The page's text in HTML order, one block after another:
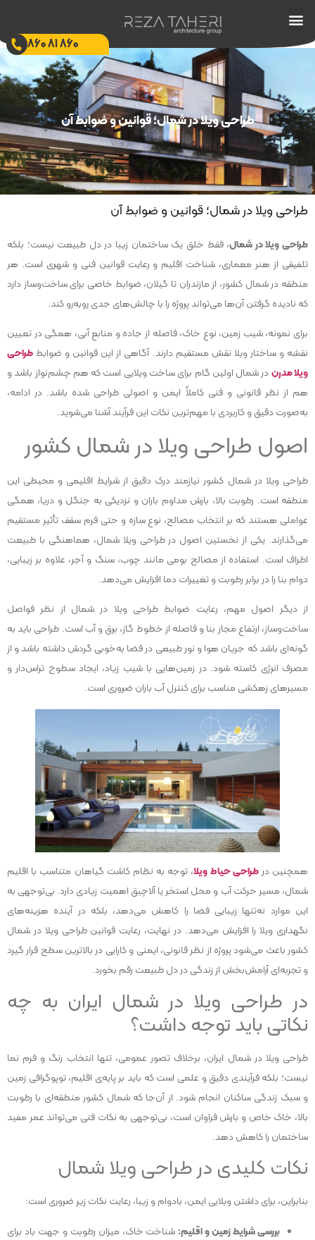
860 81 860
طراحی ویلا در شمال؛ قوانین و ضوابط آن
طراحی ویلا در شمال؛ قوانین و ضوابط آن
طراحی ویلا در شمال، فقط خلق یک ساختمان زیبا در دل طبیعت نیست؛ بلکه
تلفیقی از هنر معماری، شناخت اقلیم و رعایت قوانین فنی و شهری است. هر
منطقه در شمال کشور، از مازندران تا گیلان، ضوابط خاصی برای ساخت‌وساز دارد
که نادیده گرفتن آن‌ها می‌تواند پروژه را با چالش‌های جدی روبه‌رو کند.
برای نمونه، شیب زمین، نوع خاک، فاصله از جاده و منابع آبی، همگی در تعیین
نقشه و ساختار ویلا نقش مستقیم دارند. آگاهی از این قوانین و ضوابط طراحی
ویلا مدرندر شمال اولین گام برای ساخت ویلایی است که هم چشم‌نواز باشد و
هم از نظر قانونی و فنی کاملاً ایمن و اصولی طراحی شده باشد. در ادامه،
به‌صورت دقیق و کاربردی با مهم‌ترین نکات این فرآیند آشنا می‌شوید.
اصول طراحی ویلا در شمال کشور
طراحی ویلا در شمال کشور نیازمند درک دقیق از شرایط اقلیمی و محیطی این
منطقه است. رطوبت بالا، بارش مداوم باران و نزدیکی به جنگل و دریا، همگی
عواملی هستند که بر انتخاب مصالح، نوع سازه و حتی فرم سقف تأثیر مستقیم
می‌گذارند. یکی از نخستین اصول در طراحی ویلا شمال، هماهنگی با طبیعت
اطراف است. استفاده از مصالح بومی مانند چوب، سنگ و آجر، علاوه بر زیبایی،
دوام بنا را در برابر رطوبت و تغییرات دما افزایش می‌دهد.
از دیگر اصول مهم، رعایت ضوابط طراحی ویلا در شمال از نظر فواصل
ساخت‌وساز، ارتفاع مجاز بنا و فاصله از خطوط گاز، برق و آب است. طراحی باید به
گونه‌ای باشد که جریان هوا و نور طبیعی در فضا به‌خوبی گردش داشته باشد و از
مصرف انرژی کاسته شود. در زمین‌هایی با شیب زیاد، ایجاد سطوح تراس‌دار و
مسیرهای زهکشی مناسب برای کنترل آب باران ضروری است.
همچنین درطراحی حیاط ویلا، توجه به نظام کاشت گیاهان متناسب با اقلیم
شمال، مسیر حرکت آب و محل استخر یا آلاچیق اهمیت زیادی دارد. بی‌توجهی به
این موارد نه‌تنها زیبایی فضا را کاهش می‌دهد، بلکه در آینده هزینه‌های
نگهداری ویلا را افزایش می‌دهد. در نهایت، رعایت قوانین طراحی ویلا در شمال
کشور باعث می‌شود پروژه از نظر قانونی، ایمنی و کارایی در بالاترین سطح قرار گیرد
و تجربه‌ای آرامش‌بخش از زندگی در دل طبیعت رقم بخورد.
در طراحی ویلا در شمال ایران به چه
نکاتی باید توجه داشت؟
طراحی ویلا در شمال ایران، برخلاف تصور عمومی، تنها انتخاب رنگ و فرم نما
نیست؛ بلکه فرآیندی دقیق و علمی است که باید بر پایه‌ی اقلیم، توپوگرافی زمین
و سبک زندگی ساکنان انجام شود. از آن‌جا که شمال کشور منطقه‌ای با رطوبت
بالا، خاک خاص و بارش فراوان است، بی‌توجهی به نکات فنی می‌تواند عمر مفید
ساختمان را کاهش دهد.
نکات کلیدی در طراحی ویلا شمال
بنابراین، برای داشتن ویلایی ایمن، بادوام و زیبا، رعایت نکات زیر ضروری است:
بررسی شرایط زمین و اقلیم: شناخت خاک، میزان رطوبت و جهت باد برای